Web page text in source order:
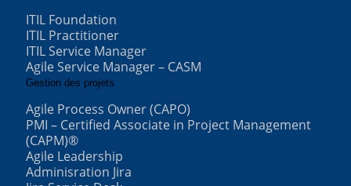
ITIL Foundation
ITIL Practitioner
ITIL Service Manager
Agile Service Manager – CASM
Gestion des projets
Agile Process Owner (CAPO)
PMI – Certified Associate in Project Management
(CAPM)®
Agile Leadership
Adminisration Jira